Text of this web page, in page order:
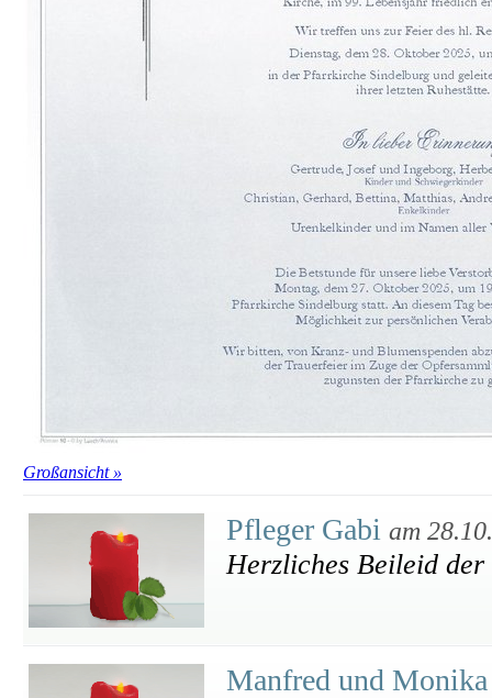
Großansicht »
Pfleger Gabi am
Herzliches Beileid
Manfred und